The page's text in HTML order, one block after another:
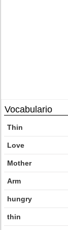
Vocabulario
Thin
Love
Mother
Arm
hungry
thin